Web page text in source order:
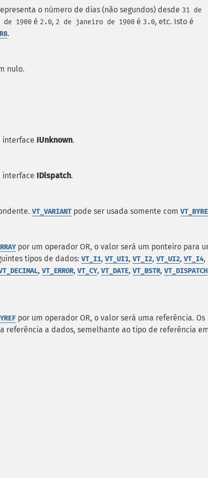
o número de dias (não segundos) desde 31 de
1900 é 2.0, 2 de janeiro de 1900 é 3.0, etc. Isto é
.
nulo.
interface IUnknown.
interface IDispatch.
VT_VARIANT pode ser usada somente com
por um operador OR, o valor será um ponteiro para
tipos de dados: VT_I1, VT_UI1, VT_I2, VT_UI2, VT_I4,
, VT_ERROR, VT_CY, VT_DATE, VT_BSTR, VT_DISPATCH
por um operador OR, o valor será uma referência. Os
referência a dados, semelhante ao tipo de referência